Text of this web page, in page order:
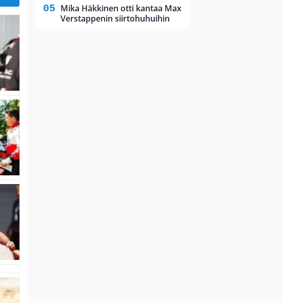
Mika Häkkinen otti kantaa Max
Verstappenin siirtohuhuihin